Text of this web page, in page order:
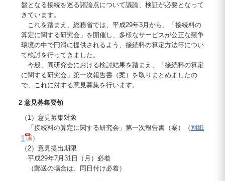
盤となる接続を巡る諸論点について議論、検証が必要となって
きています。
これを踏まえ、総務省では、平成29年3月から、「接続料の
算定に関する研究会」を開催し、多様なサービスが公正な競争
環境の中で円滑に提供されるよう、接続料の算定方法等につい
て検討を行ってきました。
今般、同研究会における検討結果を踏まえ、「接続料の算定
に関する研究会」第一次報告書（案）を取りまとめましたの
で、これに対する意見募集を行います。
2 意見募集要領
（1）意見募集対象
「接続料の算定に関する研究会」第一次報告書（案）（ 別紙
1
）
（2）意見提出期限
平成29年7月31日（月）必着
（郵送の場合は、同日付け必着）